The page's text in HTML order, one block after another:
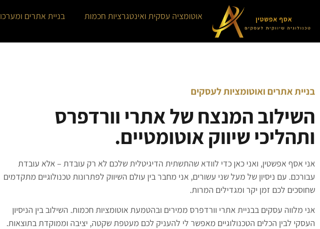
אוטומציה עסקית ואינטגרציות חכמות בניית אתרים
בניית אתרים ואוטומציות לעסקים
השילוב המנצח של אתרי וורדפרס
ותהליכי שיווק אוטומטיים.
אני אסף אפשטין, ואני כאן כדי לוודא שהתשתית הדיגיטלית שלכם לא רק עובדת – אלא עובדת
עבורכם. עם ניסיון של מעל שני עשורים, אני מחבר בין עולם השיווק לפתרונות טכנולוגיים מתקדמים
שחוסכים לכם זמן יקר ומגדילים המרות.
אני מלווה עסקים בבניית אתרי וורדפרס ממירים ובהטמעת אוטומציות חכמות. השילוב בין הניסיון
העסקי לבין הכלים הטכנולוגיים מאפשר לי להעניק לכם מעטפת שקטה, יציבה וממוקדת בתוצאות.